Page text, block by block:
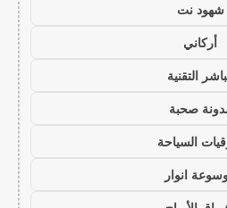
شهود نت
أركاني
التقنية
صحبة
السياحة
انوار